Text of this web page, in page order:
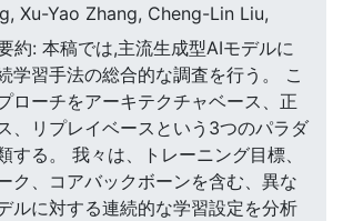
Xu-Yao Zhang, Cheng-Lin Liu,
約: 本稿では,主流生成型AIモデルに
学習手法の総合的な調査を行う。 こ
ローチをアーキテクチャベース、正
、リプレイベースという3つのパラダ
する。 我々は、トレーニング目標、
ク、コアバックボーンを含む、異な
ルに対する連続的な学習設定を分析